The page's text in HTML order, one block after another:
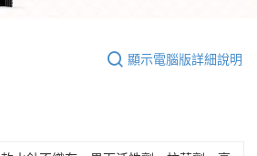
顯示電腦版詳細說明